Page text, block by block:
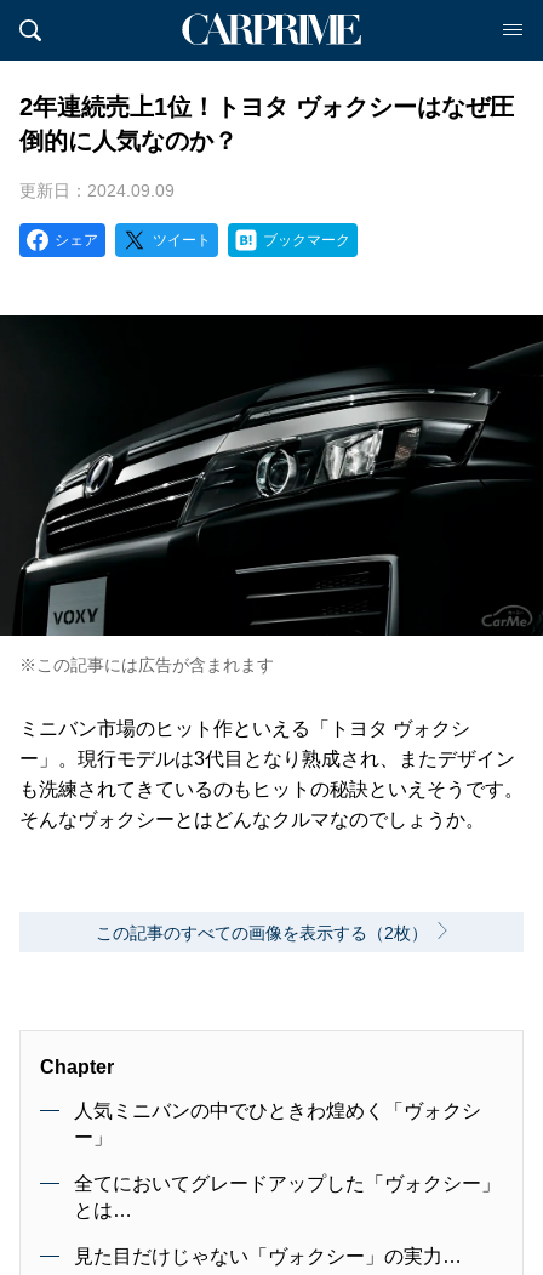
2年連続売上1位！トヨタ ヴォクシーはなぜ圧
倒的に人気なのか？
更新日：2024.09.09
シェア ツイート ブックマーク
※この記事には広告が含まれます
ミニバン市場のヒット作といえる「トヨタ ヴォクシ
ー」。現行モデルは3代目となり熟成され、またデザイン
も洗練されてきているのもヒットの秘訣といえそうです。
そんなヴォクシーとはどんなクルマなのでしょうか。
この記事のすべての画像を表示する（2枚）
Chapter
人気ミニバンの中でひときわ煌めく「ヴォクシ
ー」
全てにおいてグレードアップした「ヴォクシー」
とは…
見た目だけじゃない「ヴォクシー」の実力…